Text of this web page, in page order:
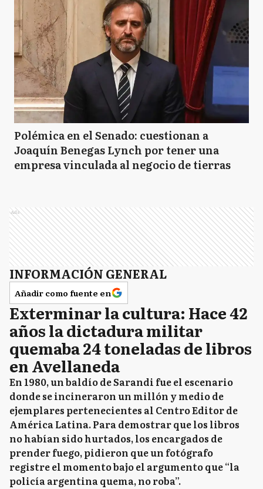
Polémica en el Senado: cuestionan a
Joaquín Benegas Lynch por tener una
empresa vinculada al negocio de tierras
Ads
INFORMACIÓN GENERAL
Añadir como fuente en
Exterminar la cultura: Hace 42
años la dictadura militar
quemaba 24 toneladas de libros
en Avellaneda
En 1980, un baldío de Sarandi fue el escenario
donde se incineraron un millón y medio de
ejemplares pertenecientes al Centro Editor de
América Latina. Para demostrar que los libros
no habían sido hurtados, los encargados de
prender fuego, pidieron que un fotógrafo
registre el momento bajo el argumento que “la
policía argentina quema, no roba”.